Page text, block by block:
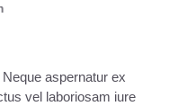
aspernatur ex
vel laboriosam iure